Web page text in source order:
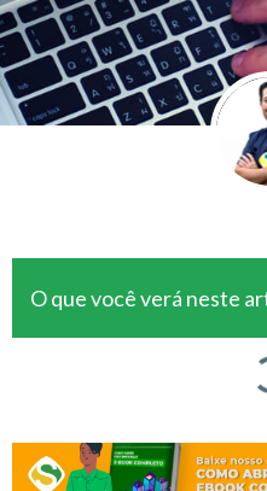
O que você verá neste